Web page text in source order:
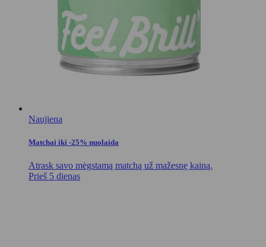
Naujiena
Matchai iki -25% nuolaida
Atrask savo mėgstamą matchą už mažesnę kainą.
Prieš 5 dienas